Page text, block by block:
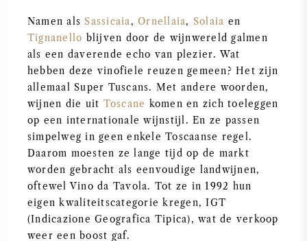
WIJNGLAZEN
WIJN CADEAU
WIJN SALE
RODE WIJN
VEUVE CLICQUOT
MOËT & CHANDON
ARMAND DE BRIGNAC
JACQUES SELOSSE
ALLE CHAMPAGNE MERKEN
Namen als Sassicaia,Ornellaia, Solaia en
Tignanello blijven door de wijnwereld galmen
als een daverende echo van plezier. Wat
hebben deze vinofiele reuzen gemeen? Het zijn
allemaal Super Tuscans. Met andere woorden,
wijnen die uit Toscane komen en zich toeleggen
op een internationale wijnstijl. En ze passen
simpelweg in geen enkele Toscaanse regel.
Daarom moesten ze lange tijd op de markt
worden gebracht als eenvoudige landwijnen,
oftewel Vino da Tavola. Tot ze in 1992 hun
eigen kwaliteitscategorie kregen, IGT
(Indicazione Geografica Tipica), wat de verkoop
weer een boost gaf.